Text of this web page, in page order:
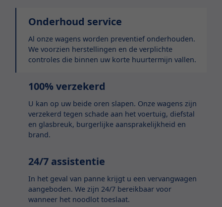
Onderhoud service
Al onze wagens worden preventief onderhouden.
We voorzien herstellingen en de verplichte
controles die binnen uw korte huurtermijn vallen.
100% verzekerd
U kan op uw beide oren slapen. Onze wagens zijn
verzekerd tegen schade aan het voertuig, diefstal
en glasbreuk, burgerlijke aansprakelijkheid en
brand.
24/7 assistentie
In het geval van panne krijgt u een vervangwagen
aangeboden. We zijn 24/7 bereikbaar voor
wanneer het noodlot toeslaat.